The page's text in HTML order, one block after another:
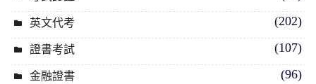
英文代考 (202)
證書考試 (107)
金融證書 (96)